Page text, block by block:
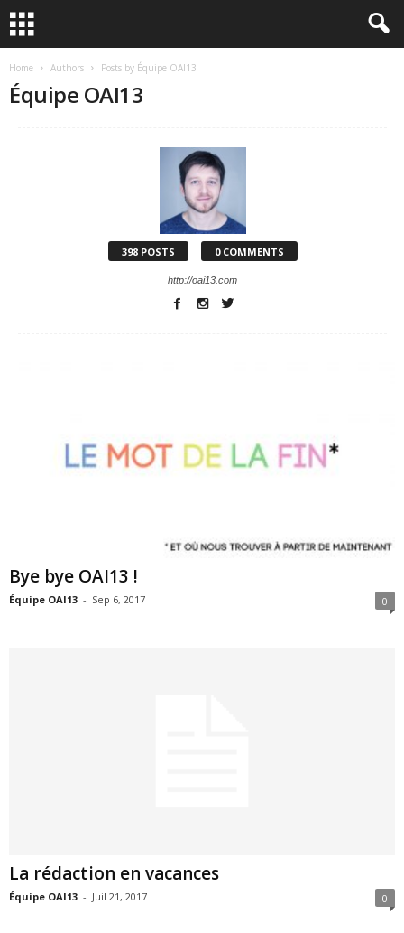
Home Authors Posts by Équipe OAI13
Équipe OAI13
398 POSTS 0 COMMENTS
http://oai13.com
Bye bye OAI13 !
Équipe OAI13 - Sep 6, 2017 0
La rédaction en vacances
Équipe OAI13 - Juil 21, 2017 0